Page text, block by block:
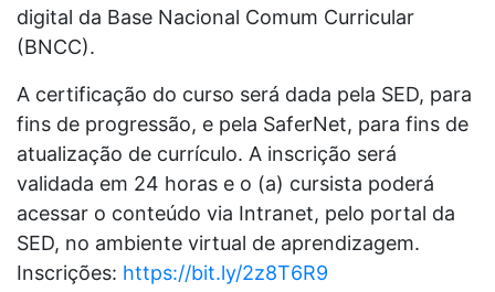
digital da Base Nacional Comum Curricular
(BNCC).
A certificação do curso será dada pela SED, para
fins de progressão, e pela SaferNet, para fins de
atualização de currículo. A inscrição será
validada em 24 horas e o (a) cursista poderá
acessar o conteúdo via Intranet, pelo portal da
SED, no ambiente virtual de aprendizagem.
Inscrições: https://bit.ly/2z8T6R9